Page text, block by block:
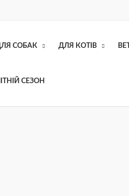
СОБАК ДЛЯ КОТІВ
СЕЗОН